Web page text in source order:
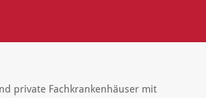
private Fachkrankenhäuser mit